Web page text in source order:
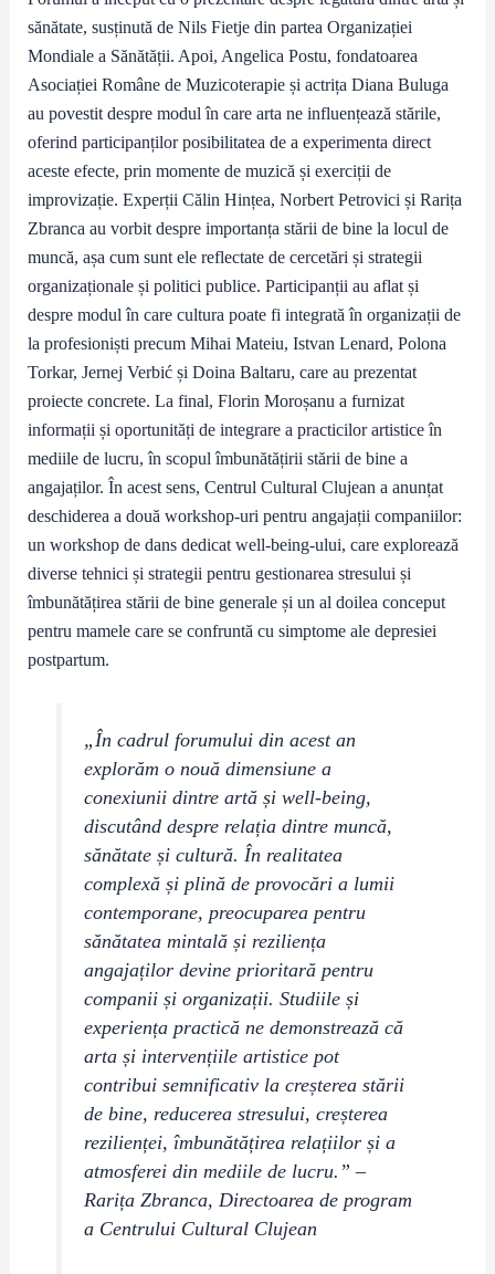
sănătate, susținută de Nils Fietje din partea Organizației
Mondiale a Sănătății. Apoi, Angelica Postu, fondatoarea
Asociației Române de Muzicoterapie și actrița Diana Buluga
au povestit despre modul în care arta ne influențează stările,
oferind participanților posibilitatea de a experimenta direct
aceste efecte, prin momente de muzică și exerciții de
improvizație. Experții Călin Hințea, Norbert Petrovici și Rarița
Zbranca au vorbit despre importanța stării de bine la locul de
muncă, așa cum sunt ele reflectate de cercetări și strategii
organizaționale și politici publice. Participanții au aflat și
despre modul în care cultura poate fi integrată în organizații de
la profesioniști precum Mihai Mateiu, Istvan Lenard, Polona
Torkar, Jernej Verbić și Doina Baltaru, care au prezentat
proiecte concrete. La final, Florin Moroșanu a furnizat
informații și oportunități de integrare a practicilor artistice în
mediile de lucru, în scopul îmbunătățirii stării de bine a
angajaților. În acest sens, Centrul Cultural Clujean a anunțat
deschiderea a două workshop-uri pentru angajații companiilor:
un workshop de dans dedicat well-being-ului, care explorează
diverse tehnici și strategii pentru gestionarea stresului și
îmbunătățirea stării de bine generale și un al doilea conceput
pentru mamele care se confruntă cu simptome ale depresiei
postpartum.
„În cadrul forumului din acest an
explorăm o nouă dimensiune a
conexiunii dintre artă și well-being,
discutând despre relația dintre muncă,
sănătate și cultură. În realitatea
complexă și plină de provocări a lumii
contemporane, preocuparea pentru
sănătatea mintală și reziliența
angajaților devine prioritară pentru
companii și organizații. Studiile și
experiența practică ne demonstrează că
arta și intervențiile artistice pot
contribui semnificativ la creșterea stării
de bine,reducerea stresului, creșterea
rezilienței, îmbunătățirea relațiilor și a
atmosferei din mediile de lucru.” –
Rarița Zbranca, Directoarea de program
a Centrului Cultural Clujean